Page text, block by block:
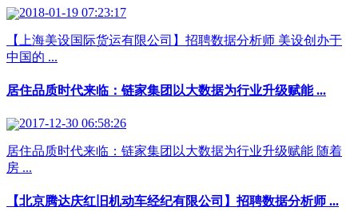
2018-01-19 07:23:17
【上海美设国际货运有限公司】招聘数据分析师 美设创办于
中国的 ...
居住品质时代来临：链家集团以大数据为行业升级赋能 ...
2017-12-30 06:58:26
居住品质时代来临：链家集团以大数据为行业升级赋能 随着
房 ...
【北京腾达庆红旧机动车经纪有限公司】招聘数据分析师 ...